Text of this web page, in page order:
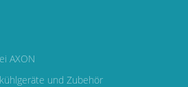
AXON
und Zubehör